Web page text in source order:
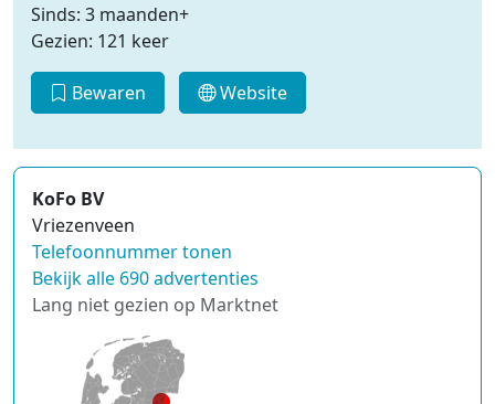
Sinds: 3 maanden+
Gezien: 121 keer
Bewaren Website
KoFo BV
Vriezenveen
Telefoonnummer tonen
Bekijk alle 690 advertenties
Lang niet gezien op Marktnet